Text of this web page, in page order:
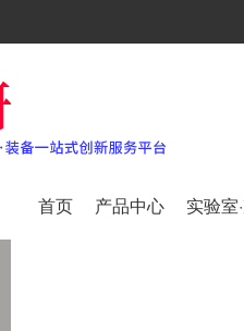
首页 产品中心 实验室